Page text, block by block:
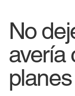
No
avería